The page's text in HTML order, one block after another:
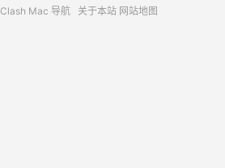
Clash Mac 导航 关于本站 网站地图